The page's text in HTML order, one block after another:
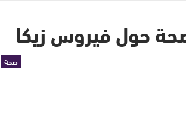
حول فيروس زيكا
صحة